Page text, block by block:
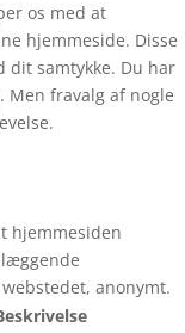
os med at
hjemmeside. Disse
dit samtykke. Du har
Men fravalg af nogle
hjemmesiden
anonymt.